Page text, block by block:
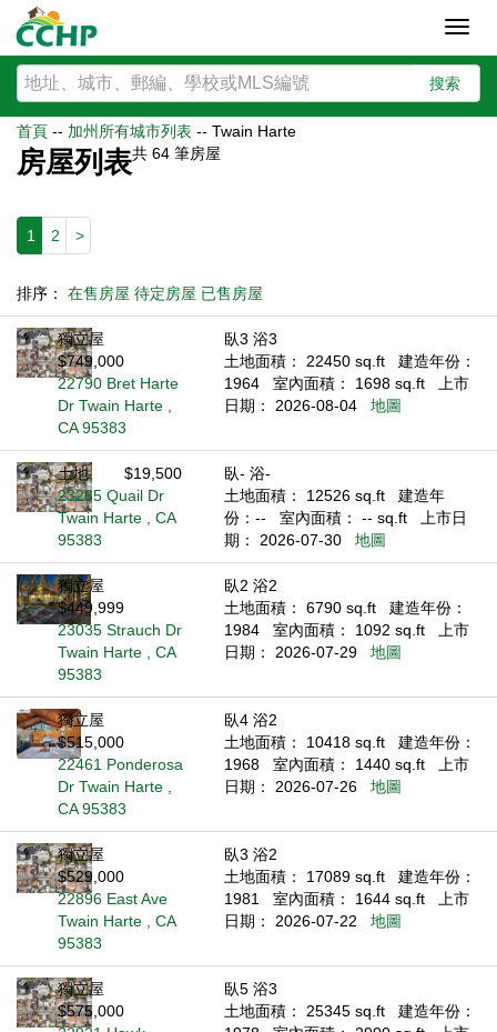
搜索
首頁 -- 加州所有城市列表 -- Twain Harte
房屋列表共 64 筆房屋
1 2 >
排序： 在售房屋 待定房屋 已售房屋
獨立屋
$749,000
22790 Bret Harte
Dr Twain Harte ,
CA 95383
臥3 浴3
土地面積： 22450 sq.ft
建造年份：
1964
室內面積： 1698 sq.ft
上市
日期： 2026-08-04
地圖
土地
$19,500
23265 Quail Dr
Twain Harte , CA
95383
臥- 浴-
土地面積： 12526 sq.ft
建造年
份：--
室內面積： -- sq.ft
上市日
期： 2026-07-30
地圖
獨立屋
$449,999
23035 Strauch Dr
Twain Harte , CA
95383
臥2 浴2
土地面積： 6790 sq.ft
建造年份：
1984
室內面積： 1092 sq.ft
上市
日期： 2026-07-29
地圖
獨立屋
$515,000
22461 Ponderosa
Dr Twain Harte ,
CA 95383
臥4 浴2
土地面積： 10418 sq.ft
建造年份：
1968
室內面積： 1440 sq.ft
上市
日期： 2026-07-26
地圖
獨立屋
$529,000
22896 East Ave
Twain Harte , CA
95383
臥3 浴2
土地面積： 17089 sq.ft
建造年份：
1981
室內面積： 1644 sq.ft
上市
日期： 2026-07-22
地圖
獨立屋
$575,000
臥5 浴3
土地面積： 25345 sq.ft
建造年份：